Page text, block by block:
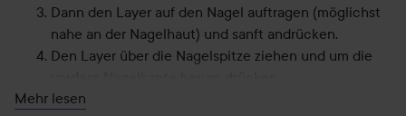
Dann den Layer auf den Nagel auftragen (möglichst
nahe an der Nagelhaut) und sanft andrücken.
Den Layer über die Nagelspitze ziehen und um die
Den Überschuss mit einer Nagelfeile entfernen.
Mehr lesen